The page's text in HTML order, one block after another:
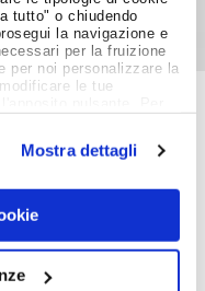
tutto" o chiudendo
la navigazione e
per la fruizione
per noi personalizzare la
le tue
Mostra dettagli